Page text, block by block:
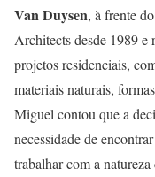
Van Duysen, à frente
Architects desde 1989
projetos residenciais,
materiais naturais,
Miguel contou que a
necessidade de
trabalhar com a